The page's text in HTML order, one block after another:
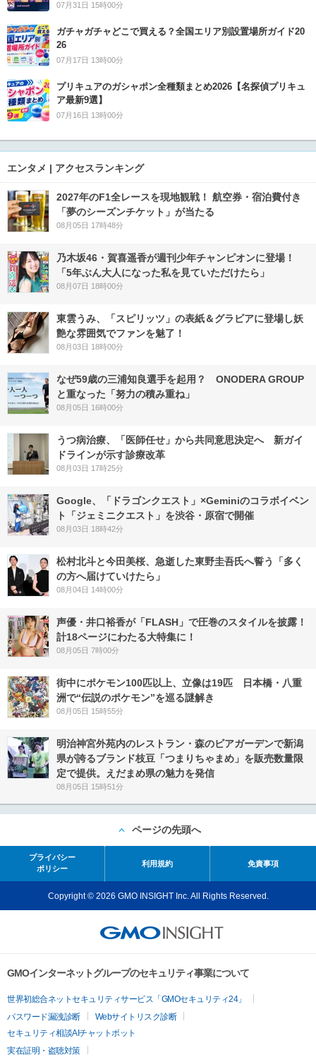
07月31日 15時00分
ガチャガチャどこで買える？全国エリア別設置場所ガイド20
26
07月17日 13時00分
プリキュアのガシャポン全種類まとめ2026【名探偵プリキュ
ア最新9選】
07月16日 13時00分
エンタメ | アクセスランキング
2027年のF1全レースを現地観戦！ 航空券・宿泊費付き
「夢のシーズンチケット」が当たる
08月05日 17時48分
乃木坂46・賀喜遥香が週刊少年チャンピオンに登場！
「5年ぶん大人になった私を見ていただけたら」
08月07日 18時00分
東雲うみ、「スピリッツ」の表紙＆グラビアに登場し妖
艶な雰囲気でファンを魅了！
08月03日 18時00分
なぜ59歳の三浦知良選手を起用？ ONODERA GROUP
と重なった「努力の積み重ね」
08月05日 16時00分
うつ病治療、「医師任せ」から共同意思決定へ 新ガイ
ドラインが示す診療改革
08月03日 17時25分
Google、「ドラゴンクエスト」×Geminiのコラボイベン
ト「ジェミニクエスト」を渋谷・原宿で開催
08月03日 18時42分
松村北斗と今田美桜、急逝した東野圭吾氏へ誓う「多く
の方へ届けていけたら」
08月04日 14時00分
声優・井口裕香が「FLASH」で圧巻のスタイルを披露！
計18ページにわたる大特集に！
08月05日 7時00分
街中にポケモン100匹以上、立像は19匹 日本橋・八重
洲で“伝説のポケモン”を巡る謎解き
08月05日 15時55分
明治神宮外苑内のレストラン・森のビアガーデンで新潟
県が誇るブランド枝豆「つまりちゃまめ」を販売数量限
定で提供。えだまめ県の魅力を発信
08月05日 15時51分
ページの先頭へ
プライバシー
ポリシー
利用規約 免責事項
Copyright © 2026 GMO INSIGHT Inc. All Rights Reserved.
GMOインターネットグループのセキュリティ事業について
世界初総合ネットセキュリティサービス「GMOセキュリティ24」
パスワード漏洩診断
Webサイトリスク診断
セキュリティ相談AIチャットボット
実在証明・盗聴対策